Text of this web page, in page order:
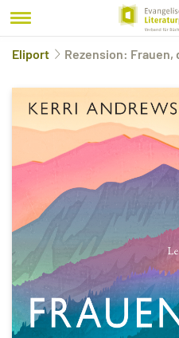
Eliport Rezension: Frauen,